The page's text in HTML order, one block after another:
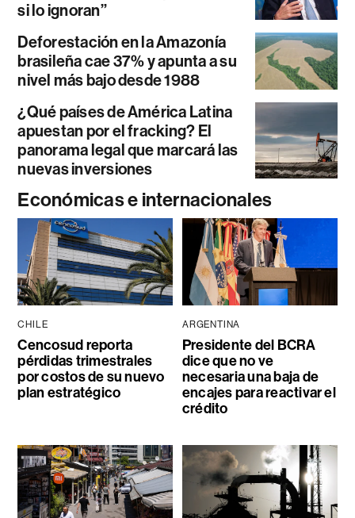
si lo ignoran”
Deforestación en la Amazonía
brasileña cae 37% y apunta a su
nivel más bajo desde 1988
¿Qué países de América Latina
apuestan por el fracking? El
panorama legal que marcará las
nuevas inversiones
Económicas e internacionales
CHILE
Cencosud reporta
pérdidas trimestrales
por costos de su nuevo
plan estratégico
ARGENTINA
Presidente del BCRA
dice que no ve
necesaria una baja de
encajes para reactivar el
crédito